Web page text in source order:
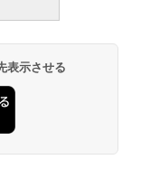
、16GB、広告な
ニチャーエディ
ディスプレイ、明
節ライト、12週間
表示させる